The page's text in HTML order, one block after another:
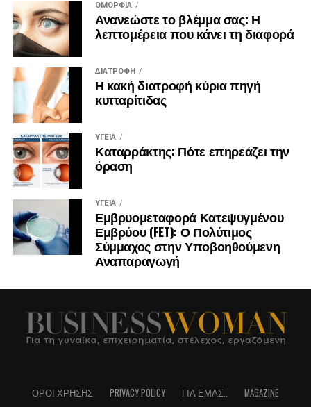
ΟΜΟΡΦΙΆ
Ανανεώστε το βλέμμα σας: Η
λεπτομέρεια που κάνει τη διαφορά
ΔΙΑΤΡΟΦΉ
Η κακή διατροφή κύρια πηγή
κυτταρίτιδας
ΥΓΕΊΑ
Καταρράκτης: Πότε επηρεάζει την
όραση
ΥΓΕΊΑ
Εμβρυομεταφορά Κατεψυγμένου
Εμβρύου (FET): Ο Πολύτιμος
Σύμμαχος στην Υποβοηθούμενη
Αναπαραγωγή
ΌΡΟΙ ΧΡΉΣΗΣ PRIVACY POLICY ΓΙΑ ΕΜΆΣ..
MAGAZINE